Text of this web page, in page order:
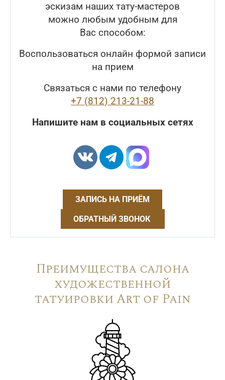
эскизам наших тату-мастеров
можно любым удобным для
Вас способом:
Воспользоваться онлайн формой записи
на прием
Связаться с нами по телефону
+7 (812) 213-21-88
Напишите нам в социальных сетях
ЗАПИСЬ НА ПРИЁМ
ОБРАТНЫЙ ЗВОНОК
Преимущества салона
художественной
татуировки Art of Pain